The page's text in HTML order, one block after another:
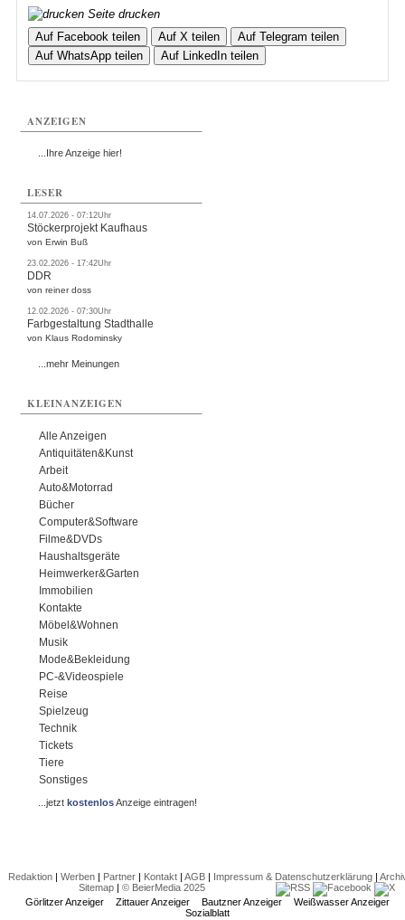
Seite drucken
Auf Facebook teilen
Auf X teilen
Auf Telegram teilen
Auf WhatsApp teilen
Auf LinkedIn teilen
ANZEIGEN
...Ihre Anzeige hier!
LESER
14.07.2026 - 07:12Uhr
Stöckerprojekt Kaufhaus
von Erwin Buß
23.02.2026 - 17:42Uhr
DDR
von reiner doss
12.02.2026 - 07:30Uhr
Farbgestaltung Stadthalle
von Klaus Rodominsky
...mehr Meinungen
KLEINANZEIGEN
Alle Anzeigen
Antiquitäten&Kunst
Arbeit
Auto&Motorrad
Bücher
Computer&Software
Filme&DVDs
Haushaltsgeräte
Heimwerker&Garten
Immobilien
Kontakte
Möbel&Wohnen
Musik
Mode&Bekleidung
PC-&Videospiele
Reise
Spielzeug
Technik
Tickets
Tiere
Sonstiges
...jetztkostenlosAnzeige eintragen!
Redaktion| Werben| Partner| Kontakt| AGB| Impressum & Datenschutzerklärung|
Sitemap| © BeierMedia 2025
Görlitzer Anzeiger
Zittauer Anzeiger Bautzner Anzeiger
Weißwasser Anzeiger
Sozialblatt